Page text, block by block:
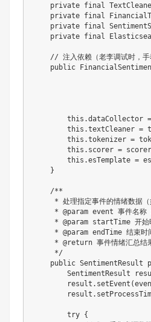
private final
private final
private final
private final
// 注入依赖（老李调试时，手
public
this .dataCollector =
this .textCleaner =
this .tokenizer =
this . scorer = scorer
this .esTemplate =
}
/**
* 处理指定事件的情绪数据（
* @param event 事件名称
* @param startTime 开
* @param endTime 结束时间
* @return 事件情绪汇总结
     */
public SentimentResult
SentimentResult
        result
. setEvent (
        result
.
try {